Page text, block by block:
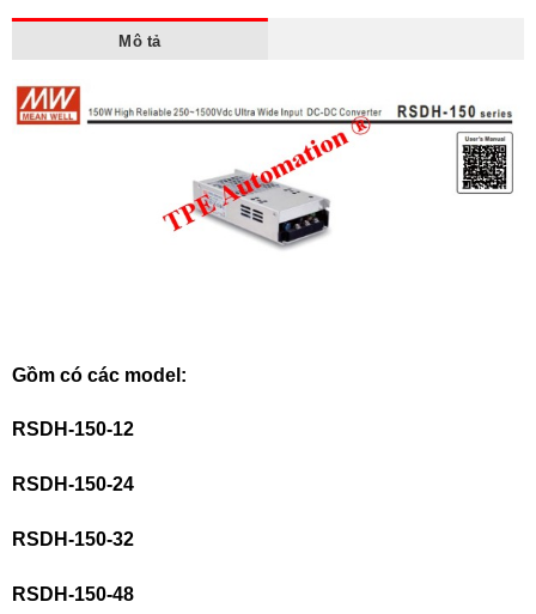
Mô tả
Gồm có các model:
RSDH-150-12
RSDH-150-24
RSDH-150-32
RSDH-150-48